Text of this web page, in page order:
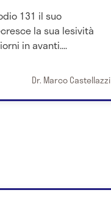
131 il suo
la sua lesività
in avanti....
Dr. Marco Castellazzi